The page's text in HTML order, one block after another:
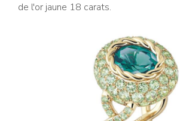
de l'or jaune 18 carats.